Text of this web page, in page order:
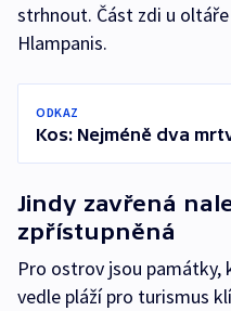
strhnout. Část zdi u oltáře
Hlampanis.
ODKAZ
Kos: Nejméně dva
Jindy zavřená
zpřístupněná
Pro ostrov jsou památky,
vedle pláží pro turismus